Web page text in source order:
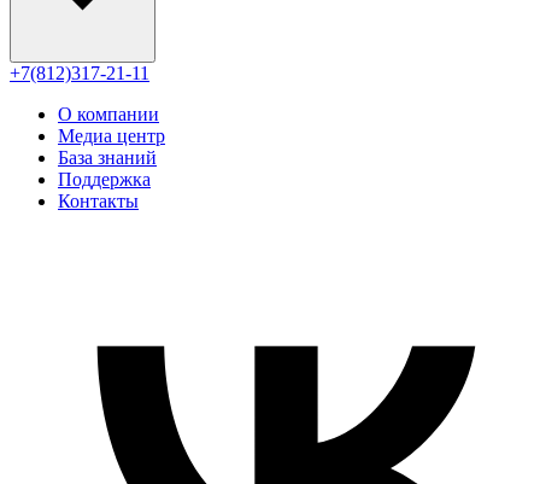
+7(812)317-21-11
О компании
Медиа центр
База знаний
Поддержка
Контакты